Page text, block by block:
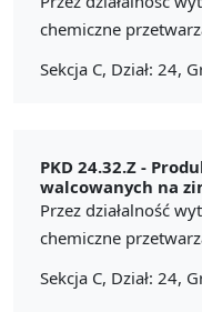
chemiczne
Sekcja C, Dział: 24,
PKD 24.32.Z -
walcowanych na
Przez działalność
chemiczne
Sekcja C, Dział: 24,